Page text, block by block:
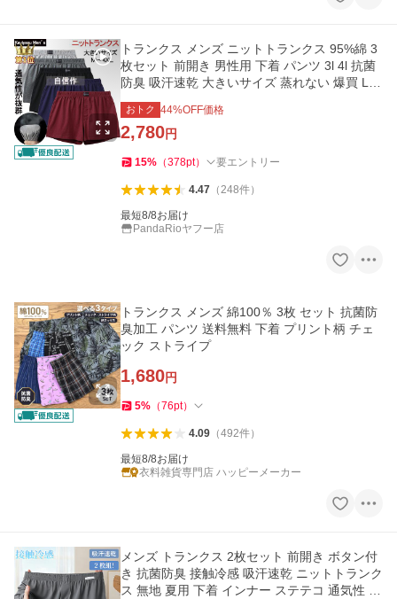
トランクス メンズ ニットトランクス 95%綿 3
枚セット 前開き 男性用 下着 パンツ 3l 4l 抗菌
防臭 吸汗速乾 大きいサイズ 蒸れない 爆買 LH
T
おトク 44%OFF価格
2,780円
15% （378pt） 要エントリー
4.47（248件）
最短8/8お届け
PandaRioヤフー店
トランクス メンズ 綿100％ 3枚 セット 抗菌防
臭加工 パンツ 送料無料 下着 プリント柄 チェ
ック ストライプ
1,680円
5% （76pt）
4.09（492件）
最短8/8お届け
衣料雑貨専門店 ハッピーメーカー
メンズ トランクス 2枚セット 前開き ボタン付
き 抗菌防臭 接触冷感 吸汗速乾 ニットトランク
ス 無地 夏用 下着 インナー ステテコ 通気性 ゆ